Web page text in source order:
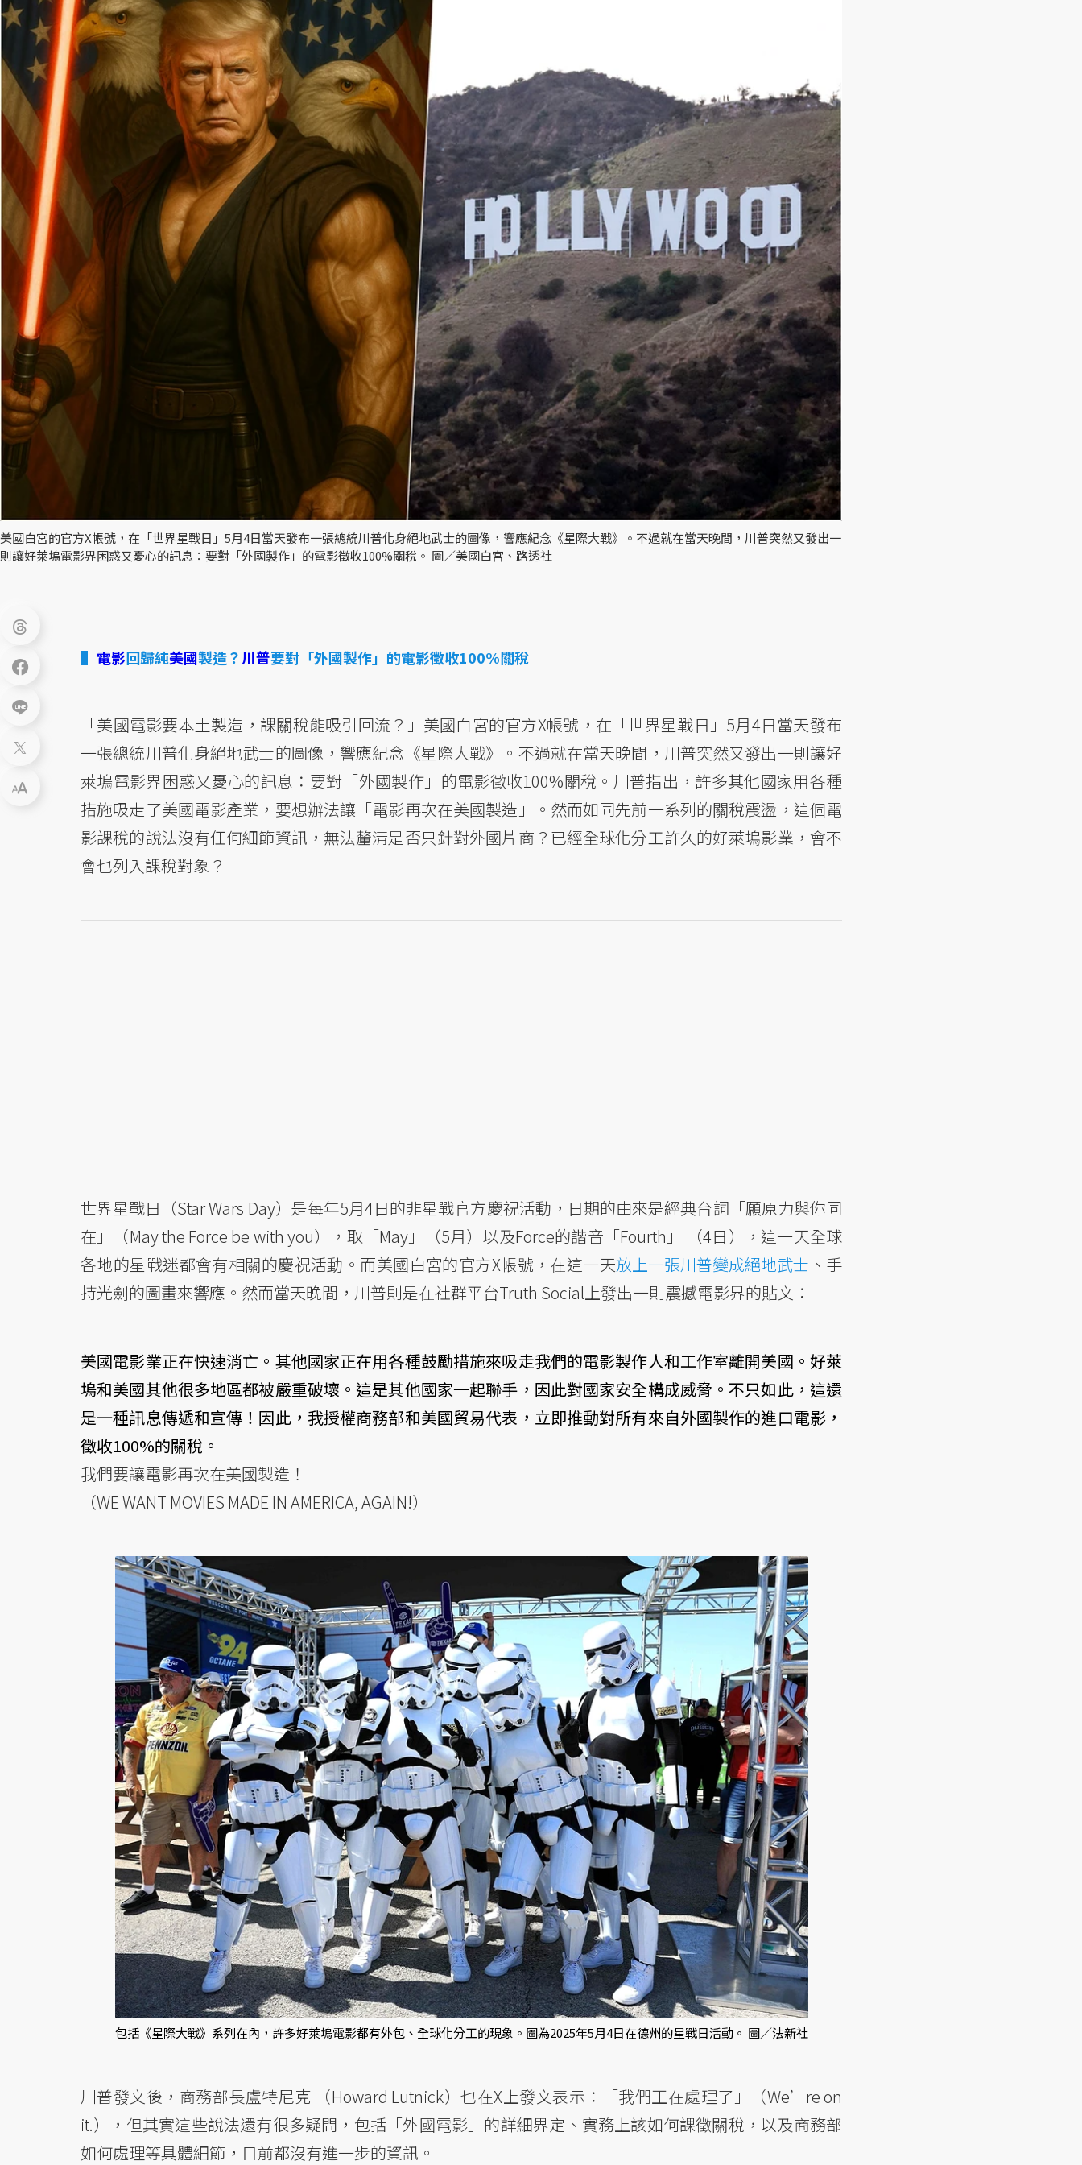
美國白宮的官方X帳號，在「世界星戰日」5月4日當天發布一張總統川普化身絕地武士的圖像，響應紀念《星際大戰》。不過就在當天晚間，川普突然又發出一
則讓好萊塢電影界困惑又憂心的訊息：要對「外國製作」的電影徵收100%關稅。 圖／美國白宮、路透社
電影回歸純美國製造？川普要對「外國製作」的電影徵收100%關稅
「美國電影要本土製造，課關稅能吸引回流？」美國白宮的官方X帳號，在「世界星戰日」5月4日當天發布
一張總統川普化身絕地武士的圖像，響應紀念《星際大戰》。不過就在當天晚間，川普突然又發出一則讓好
萊塢電影界困惑又憂心的訊息：要對「外國製作」的電影徵收100%關稅。川普指出，許多其他國家用各種
措施吸走了美國電影產業，要想辦法讓「電影再次在美國製造」。然而如同先前一系列的關稅震盪，這個電
影課稅的說法沒有任何細節資訊，無法釐清是否只針對外國片商？已經全球化分工許久的好萊塢影業，會不
會也列入課稅對象？
世界星戰日（Star Wars Day）是每年5月4日的非星戰官方慶祝活動，日期的由來是經典台詞「願原力與你同
在」（May the Force be with you），取「May」（5月）以及Force的諧音「Fourth」 （4日），這一天全球
各地的星戰迷都會有相關的慶祝活動。而美國白宮的官方X帳號，在這一天放上一張川普變成絕地武士 、手
持光劍的圖畫來響應。然而當天晚間，川普則是在社群平台Truth Social上發出一則震撼電影界的貼文：
美國電影業正在快速消亡。其他國家正在用各種鼓勵措施來吸走我們的電影製作人和工作室離開美國。好萊
塢和美國其他很多地區都被嚴重破壞。這是其他國家一起聯手，因此對國家安全構成威脅。不只如此，這還
是一種訊息傳遞和宣傳！因此，我授權商務部和美國貿易代表，立即推動對所有來自外國製作的進口電影，
徵收100%的關稅。
我們要讓電影再次在美國製造！
（WE WANT MOVIES MADE IN AMERICA, AGAIN!）
包括《星際大戰》系列在內，許多好萊塢電影都有外包、全球化分工的現象。圖為2025年5月4日在德州的星戰日活動。 圖／法新社
川普發文後，商務部長盧特尼克 （Howard Lutnick）也在X上發文表示：「我們正在處理了」（We’re on
it.），但其實這些說法還有很多疑問，包括「外國電影」的詳細界定、實務上該如何課徵關稅，以及商務部
如何處理等具體細節，目前都沒有進一步的資訊。